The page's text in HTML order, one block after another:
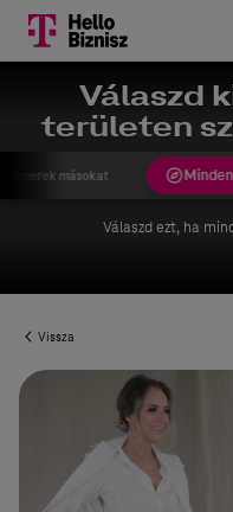
Válaszd
területen
másokat
Válaszd ezt, ha
Vissza